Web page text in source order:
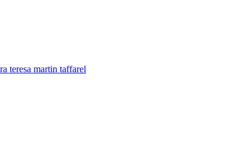
teresa martin taffarel